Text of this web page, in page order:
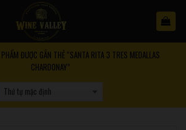
ĐƯỢC GẮN THẺ “SANTA RITA 3 TRES MEDALLAS
CHARDONAY”